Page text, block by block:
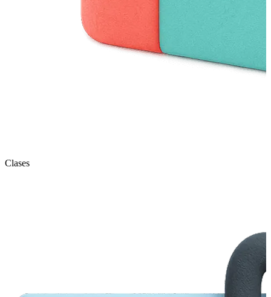
Clases